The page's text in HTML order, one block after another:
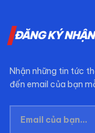
ĐĂNG KÝ
Nhận những tin tức
đến email của bạn